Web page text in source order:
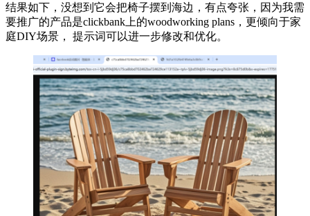
结果如下，没想到它会把椅子摆到海边，有点夸张，因为我需
要推广的产品是clickbank上的woodworking plans，更倾向于家
庭DIY场景， 提示词可以进一步修改和优化。